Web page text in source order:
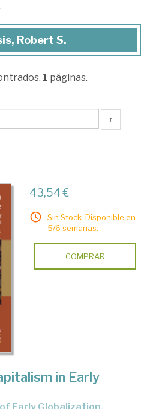
Robert S.
1 páginas.
↑
43,54 €
Sin Stock. Disponible en
5/6 semanas.
COMPRAR
in Early